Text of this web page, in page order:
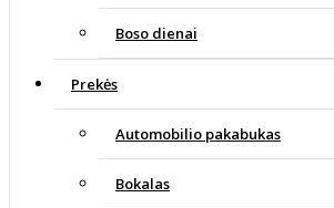
Boso dienai
Prekės
Automobilio pakabukas
Bokalas